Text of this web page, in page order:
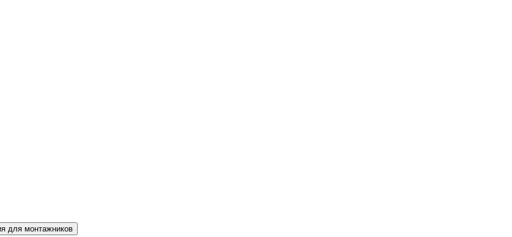
Регистрация для монтажников